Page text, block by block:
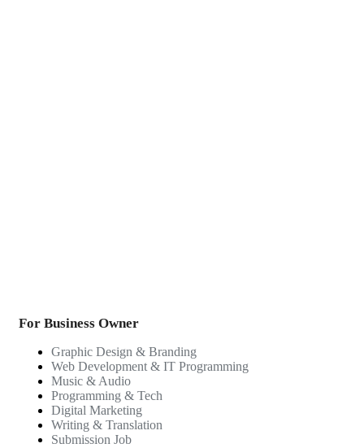
For Business Owner
Graphic Design & Branding
Web Development & IT Programming
Music & Audio
Programming & Tech
Digital Marketing
Writing & Translation
Submission Job